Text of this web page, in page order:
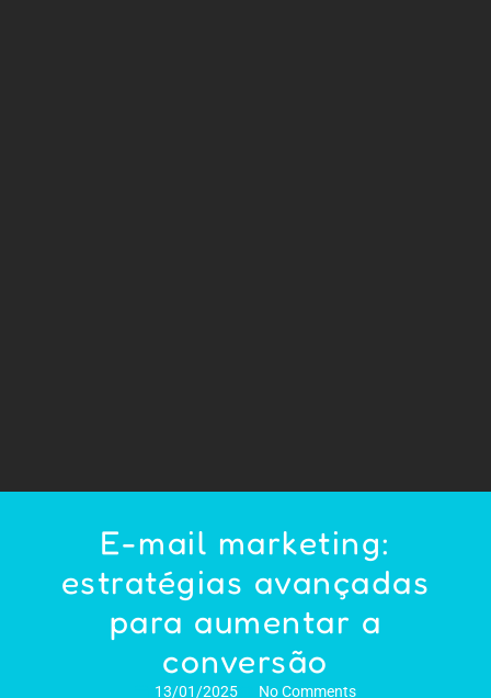
E-mail marketing:
estratégias avançadas
para aumentar a
conversão
13/01/2025 No Comments